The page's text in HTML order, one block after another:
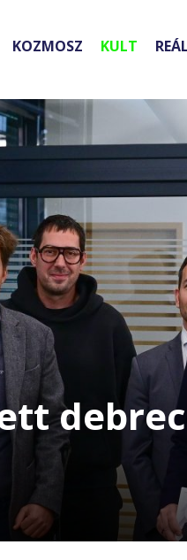
KOZMOSZ KULT REÁL